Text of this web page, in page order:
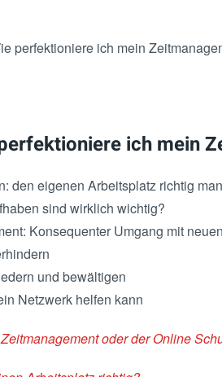
perfektioniere ich mein
ich mein
den eigenen Arbeitsplatz richtig
sind wirklich wichtig?
Konsequenter Umgang mit
und bewältigen
Netzwerk helfen kann
oder der Online